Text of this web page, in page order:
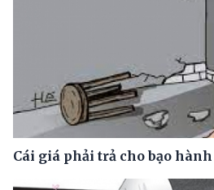
Cái giá phải trả cho bạo